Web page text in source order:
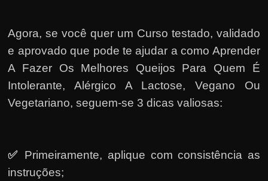
Agora, se você quer um Curso testado, validado
e aprovado que pode te ajudar a como Aprender
A Fazer Os Melhores Queijos Para Quem É
Intolerante, Alérgico A Lactose, Vegano Ou
Vegetariano, seguem-se 3 dicas valiosas:
✅ Primeiramente, aplique com consistência as
instruções;